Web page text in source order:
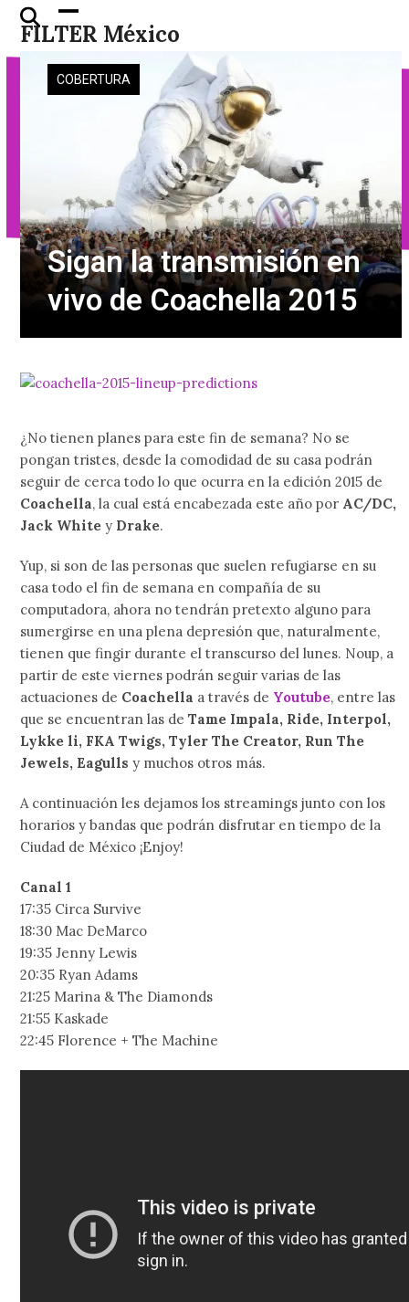
Skip
content
FILTER México
Open
mobile
menu
Close
mobile
menu
COBERTURA
Sigan la transmisión en
vivo de Coachella 2015
¿No tienen planes para este fin de semana? No se
pongan tristes, desde la comodidad de su casa podrán
seguir de cerca todo lo que ocurra en la edición 2015 de
Coachella, la cual está encabezada este año por AC/DC,
Jack White y Drake.
Yup, si son de las personas que suelen refugiarse en su
casa todo el fin de semana en compañía de su
computadora, ahora no tendrán pretexto alguno para
sumergirse en una plena depresión que, naturalmente,
tienen que fingir durante el transcurso del lunes. Noup, a
partir de este viernes podrán seguir varias de las
actuaciones de Coachella a través de Youtube, entre las
que se encuentran las deTame Impala, Ride, Interpol,
Lykke li, FKA Twigs, Tyler The Creator, Run The
Jewels, Eagulls y muchos otros más.
A continuación les dejamos los streamings junto con los
horarios y bandas que podrán disfrutar en tiempo de la
Ciudad de México ¡Enjoy!
Canal 1
17:35 Circa Survive
18:30 Mac DeMarco
19:35 Jenny Lewis
20:35 Ryan Adams
21:25 Marina & The Diamonds
21:55 Kaskade
22:45 Florence + The Machine